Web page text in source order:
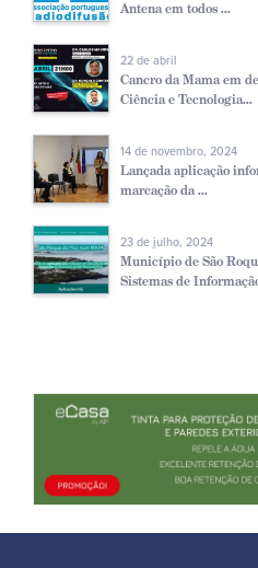
Antena em todos ...
22 de abril
Cancro da Mama em
Ciência e Tecnologia...
14 de novembro, 2024
Lançada aplicação
marcação da ...
23 de julho, 2024
Município de São
Sistemas de